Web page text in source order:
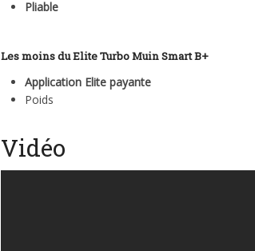
Pliable
Les moins duElite Turbo Muin Smart B+
Application Elite payante
Poids
Vidéo